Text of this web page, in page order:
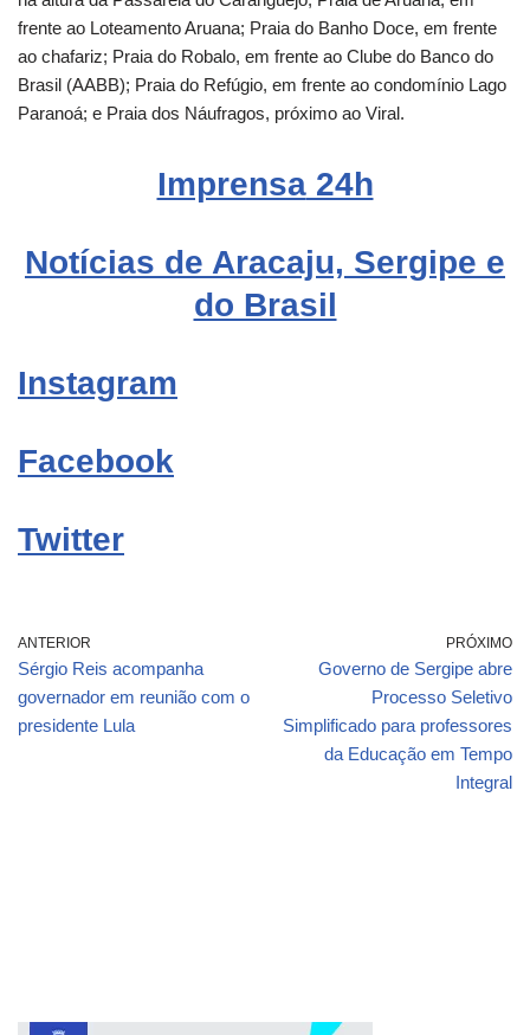
frente ao Loteamento Aruana; Praia do Banho Doce, em frente
ao chafariz; Praia do Robalo, em frente ao Clube do Banco do
Brasil (AABB); Praia do Refúgio, em frente ao condomínio Lago
Paranoá; e Praia dos Náufragos, próximo ao Viral.
Imprensa24h
Notícias de Aracaju, Sergipe e
do Brasil
Instagram
Facebook
Twitter
ANTERIOR
Sérgio Reis acompanha
governador em reunião com o
presidente Lula
PRÓXIMO
Governo de Sergipe abre
Processo Seletivo
Simplificado para professores
da Educação em Tempo
Integral